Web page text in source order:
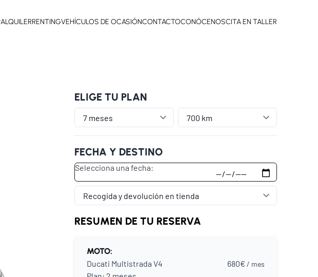
ALQUILERRENTINGVEHÍCULOS DE OCASIÓNCONTACTOCONÓCENOSCITA EN TALLER
ELIGE TU PLAN
FECHA Y DESTINO
RESUMEN DE TU RESERVA
MOTO:
Ducati Multistrada V4 680€ / mes